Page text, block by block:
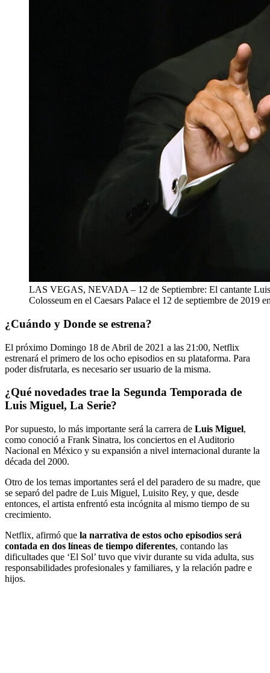
LAS VEGAS, NEVADA – 12 de Septiembre: El cantante
Colosseum en el Caesars Palace el 12 de septiembre de
¿Cuándo y Donde se estrena?
El próximo Domingo 18 de Abril de 2021 a las 21:00, Netflix
estrenará el primero de los ocho episodios en su plataforma. Para
poder disfrutarla, es necesario ser usuario de la misma.
¿Qué novedades trae la Segunda Temporada de
Luis Miguel, La Serie?
Por supuesto, lo más importante será la carrera de Luis Miguel,
como conoció a Frank Sinatra, los conciertos en el Auditorio
Nacional en México y su expansión a nivel internacional durante la
década del 2000.
Otro de los temas importantes será el del paradero de su madre, que
se separó del padre de Luis Miguel, Luisito Rey, y que, desde
entonces, el artista enfrentó esta incógnita al mismo tiempo de su
crecimiento.
Netflix, afirmó que la narrativa de estos ocho episodios será
contada en dos líneas de tiempo diferentes, contando las
dificultades que ‘El Sol’ tuvo que vivir durante su vida adulta, sus
responsabilidades profesionales y familiares, y la relación padre e
hijos.